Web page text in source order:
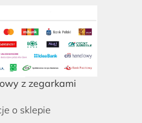
z zegarkami
o sklepie